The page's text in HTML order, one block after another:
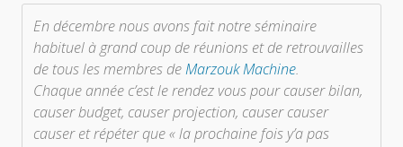
En décembre nous avons fait notre séminaire
habituel à grand coup de réunions et de retrouvailles
de tous les membres deMarzouk Machine.
Chaque année c’est le rendez vous pour causer bilan,
causer budget, causer projection, causer causer
causer et répéter que « la prochaine fois y’a pas